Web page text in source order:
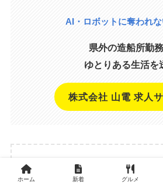
AI・ロボットに奪われ
県外の造船所勤
ゆとりある生活を
株式会社 山電 求人
広告枠
ホーム 新着 グルメ